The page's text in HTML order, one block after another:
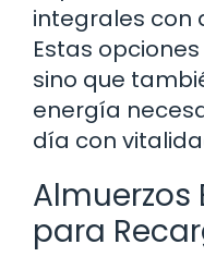
integrales con
Estas
sino que
energía
día con
para